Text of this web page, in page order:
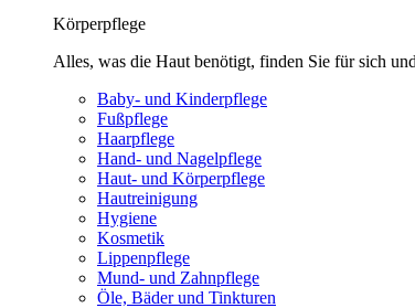
Körperpflege
Alles, was die Haut benötigt, finden Sie für sich
Baby- und Kinderpflege
Fußpflege
Haarpflege
Hand- und Nagelpflege
Haut- und Körperpflege
Hautreinigung
Hygiene
Kosmetik
Lippenpflege
Mund- und Zahnpflege
Öle, Bäder und Tinkturen